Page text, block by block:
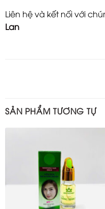
Liên hệ và kết nối với
Lan
SẢN PHẨM TƯƠNG TỰ